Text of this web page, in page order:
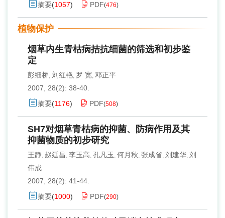
摘要(1057) PDF(476)
植物保护
烟草内生青枯病拮抗细菌的筛选和初步鉴
定
彭细桥, 刘红艳, 罗 宽, 邓正平
2007, 28(2): 38-40.
摘要(1176) PDF(508)
SH7对烟草青枯病的抑菌、防病作用及其
抑菌物质的初步研究
王静, 赵廷昌 , 李玉高, 孔凡玉 , 何月秋, 张成省, 刘建华, 刘
伟成
2007, 28(2): 41-44.
摘要(1000) PDF(290)